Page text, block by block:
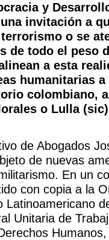
y
invitación a
o se
de todo el peso
a esta
humanitarias
colombiano,
o Lulla
de Abogados
de nuevas
En un
con copia a la
Unitaria de